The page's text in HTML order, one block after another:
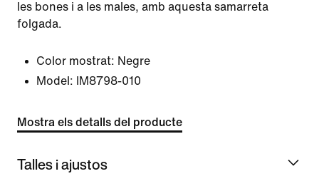
les bones i a les males, amb aquesta samarreta
folgada.
Color mostrat: Negre
Model:
IM8798-010
Mostra els detalls del producte
Talles i ajustos